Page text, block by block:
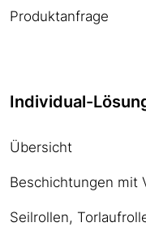
Produktanfrage
Individual-
Übersicht
Beschichtungen mit
Seilrollen,